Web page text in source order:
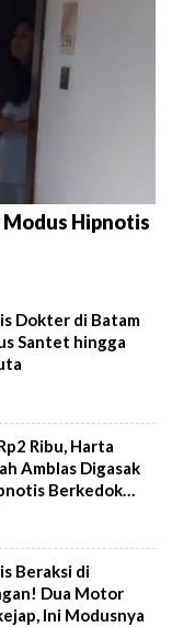
Modus Hipnotis
Dokter di Batam
Santet hingga
Ribu, Harta
Amblas Digasak
Berkedok
Beraksi di
Dua Motor
Ini Modusnya